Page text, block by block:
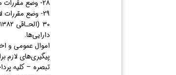
۲۸- وضع مقررات مربوط به ایجاد و اداره میدان‌های عمومی توسط شهرداری برای خرید و فروش مایحتاج عمومی با رعایت مقررات موضوعه.
۲۹- وضع مقررات لازم در مورد تشریک مساعی شهرداری بـا ادارات و بنگاه‌های ذیربط برای دایر کردن نمایشگاه‌های کشاورزی، هنری، بازرگانی و ....
دارایی‌ها.
اموال عمومی و
پیگیری‌های لازم
تبصره – کلیه